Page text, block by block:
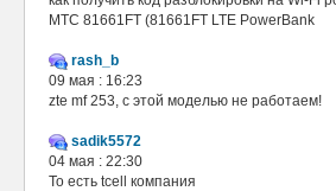
МТС 81661FT (81661FT LTE PowerBank
rash_b
09 мая : 16:23
zte mf 253, с этой моделью не работаем!
sadik5572
04 мая : 22:30
То есть tcell компания